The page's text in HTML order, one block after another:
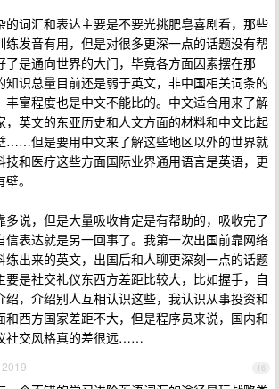
的词汇和表达主要是不要光挑肥皂喜剧看，那些
练发音有用，但是对很多更深一点的话题没有帮
了是通向世界的大门，毕竟各方面因素摆在那
知识总量目前还是弱于英文，非中国相关词条的
丰富程度也是中文不能比的。中文适合用来了解
，英文的东亚历史和人文方面的材料和中文比起
……但是要用中文来了解这些地区以外的世界就
技和医疗这些方面国际业界通用语言是英语，更
。
多说，但是大量吸收肯定是有帮助的，吸收完了
信表达就是另一回事了。我第一次出国前靠网络
练出来的英文，出国后和人聊更深刻一点的话题
要是社交礼仪东西方差距比较大，比如握手，自
绍，介绍别人互相认识这些，我认识从事投资和
和西方国家差距不大，但是程序员来说，国内和
社交风格真的差很远……
16